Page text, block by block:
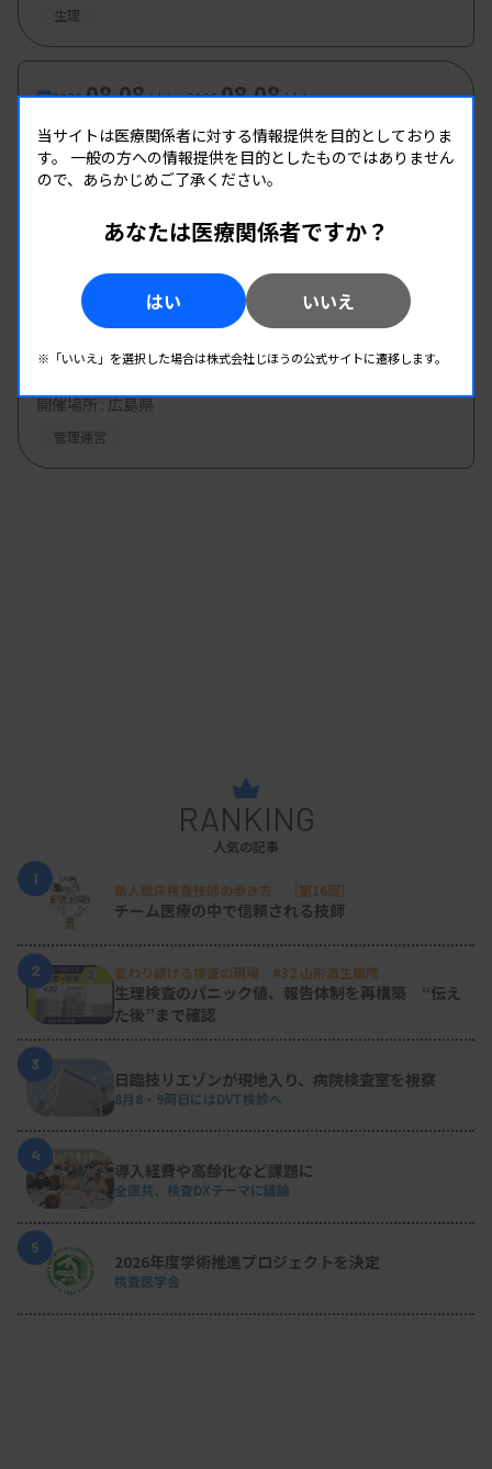
生理
2026.08.08（土）-2026.08.08（土）
第1回愛臨技学術部研修会
主催 :愛媛県臨床検査技師会
開催場所 : 愛媛県
免疫血清 生理
2026. （日） 08.09 （日）
東部地区 広島県精度管理報告会
開催場所 : 広島県
管理運営
RANKING
人気の記事
1
新人臨床検査技師の歩き方 ［第16回］
チーム医療の中で信頼される技師
2 変わり続ける検査の現場 #32 山形済生病院
生理検査のパニック値、報告体制を再構築 “伝え
た後”まで確認
3
日臨技リエゾンが現地入り、病院検査室を視察
8月8・9両日にはDVT検診へ
4
導入経費や高齢化など課題に
全医共、検査DXテーマに議論
5
2026年度学術推進プロジェクトを決定
検査医学会
当サイトは医療関係者に対する情報提供を目的としておりま
す。 一般の方への情報提供を目的としたものではありません
ので、あらかじめご了承ください。
あなたは医療関係者ですか？
はい いいえ
※「いいえ」を選択した場合は株式会社じほうの公式サイトに遷移します。